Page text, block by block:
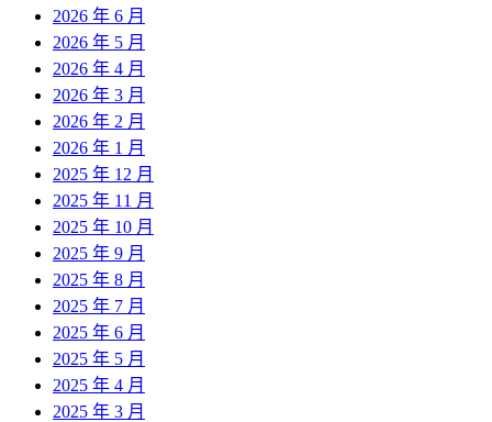
2026 年 6 月
2026 年 5 月
2026 年 4 月
2026 年 3 月
2026 年 2 月
2026 年 1 月
2025 年 12 月
2025 年 11 月
2025 年 10 月
2025 年 9 月
2025 年 8 月
2025 年 7 月
2025 年 6 月
2025 年 5 月
2025 年 4 月
2025 年 3 月